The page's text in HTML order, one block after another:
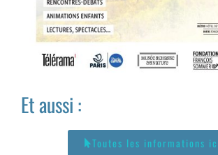
Et aussi :
Toutes les informations